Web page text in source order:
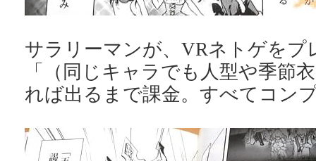
サラリーマンが、VRネトゲをプ
「（同じキャラでも人型や季節
れば出るまで課金。すべてコン